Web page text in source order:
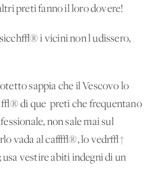
preti fanno il loro dovere!
sicch√® i vicini non l'udissero,
sappia che il Vescovo lo
di que' preti che frequentano
non sale mai sul
vada al caff√®, lo vedr√†
usa vestire abiti indegni di un